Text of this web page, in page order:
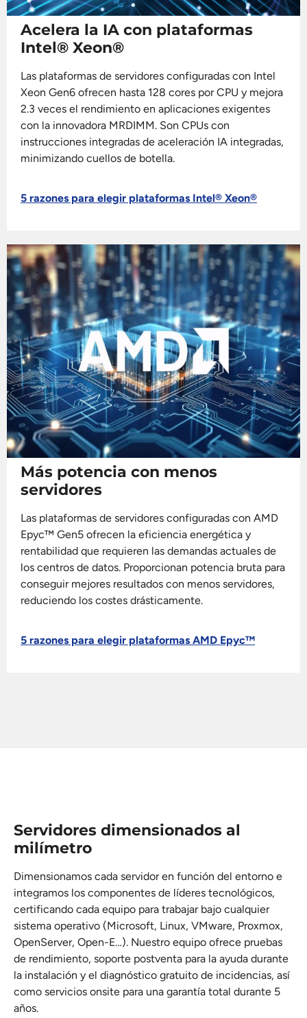
Acelera la IA con plataformas
Intel® Xeon®
Las plataformas de servidores configuradas con Intel
Xeon Gen6 ofrecen hasta 128 cores por CPU y mejora
2.3 veces el rendimiento en aplicaciones exigentes
con la innovadora MRDIMM. Son CPUs con
instrucciones integradas de aceleración IA integradas,
minimizando cuellos de botella.
5 razones para elegir plataformas Intel® Xeon®
Más potencia con menos
servidores
Las plataformas de servidores configuradas con AMD
Epyc™ Gen5 ofrecen la eficiencia energética y
rentabilidad que requieren las demandas actuales de
los centros de datos. Proporcionan potencia bruta para
conseguir mejores resultados con menos servidores,
reduciendo los costes drásticamente.
5 razones para elegir plataformas AMD Epyc™
Servidores dimensionados al
milímetro
Dimensionamos cada servidor en función del entorno e
integramos los componentes de líderes tecnológicos,
certificando cada equipo para trabajar bajo cualquier
sistema operativo (Microsoft, Linux, VMware, Proxmox,
OpenServer, Open-E…). Nuestro equipo ofrece pruebas
de rendimiento, soporte postventa para la ayuda durante
la instalación y el diagnóstico gratuito de incidencias, así
como servicios onsite para una garantía total durante 5
años.